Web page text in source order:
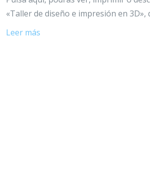
«Taller de diseño e impresión en 3D»,
Leer más